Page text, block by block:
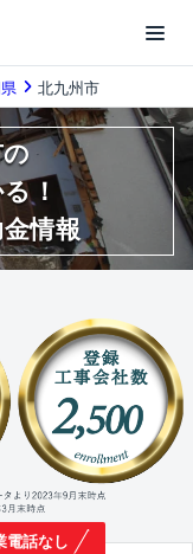
北九州市
！
情報
電話なし